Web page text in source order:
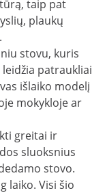
taip pat
plaukų
stovu, kuris
patraukliai
išlaiko modelį
mokykloje ar
greitai ir
sluoksnius
stovo.
laiko. Visi šio